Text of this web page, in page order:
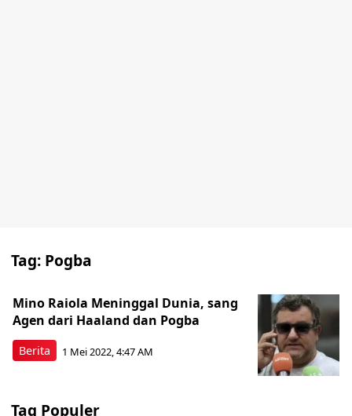
Tag: Pogba
Berita
Mino Raiola Meninggal Dunia, sang
Agen dari Haaland dan Pogba
1 Mei 2022, 4:47 AM
Tag Populer